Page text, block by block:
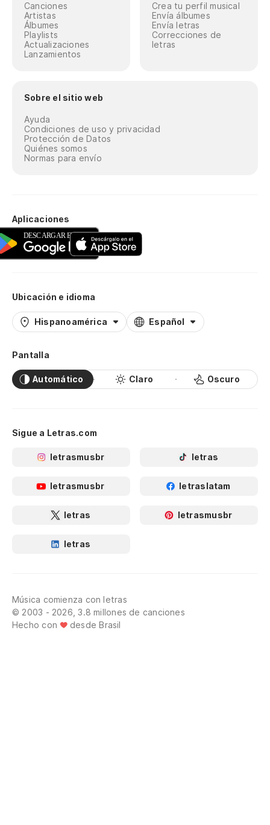
Canciones
Artistas
Álbumes
Playlists
Actualizaciones
Lanzamientos
Crea tu perfil musical
Envía álbumes
Envía letras
Correcciones de
letras
Sobre el sitio web
Ayuda
Condiciones de uso y privacidad
Protección de Datos
Quiénes somos
Normas para envío
Aplicaciones
Ubicación e idioma
Hispanoamérica Español
Pantalla
Automático Claro Oscuro
Sigue a Letras.com
letrasmusbr letras
letrasmusbr letraslatam
letras letrasmusbr
letras
Música comienza con letras
© 2003 - 2026, 3.8 millones de canciones
Hecho con
desde Brasil